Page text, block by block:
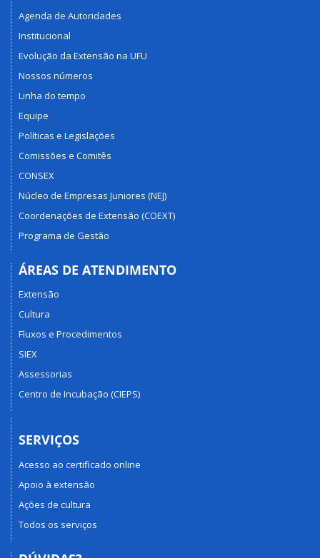
Agenda de Autoridades
Institucional
Evolução da Extensão na UFU
Nossos números
Linha do tempo
Equipe
Políticas e Legislações
Comissões e Comitês
CONSEX
Núcleo de Empresas Juniores (NEJ)
Coordenações de Extensão (COEXT)
Programa de Gestão
ÁREAS DE ATENDIMENTO
Extensão
Cultura
Fluxos e Procedimentos
SIEX
Assessorias
Centro de Incubação (CIEPS)
SERVIÇOS
Acesso ao certificado online
Apoio à extensão
Ações de cultura
Todos os serviços